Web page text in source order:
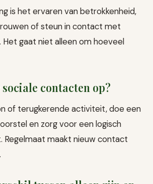
is het ervaren van betrokkenheid,
of steun in contact met
Het gaat niet alleen om hoeveel
contacten op?
of terugkerende activiteit, doe een
en zorg voor een logisch
Regelmaat maakt nieuw contact